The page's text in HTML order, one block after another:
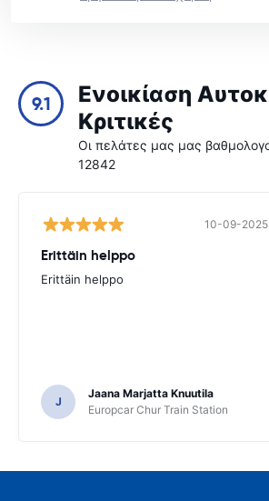
9.1
Ενοικίαση
Κριτικές
Οι πελάτες μας μας
12842
10-09-2025
Erittäin helppo
Erittäin helppo
J
Jaana Marjatta Knuutila
Europcar Chur Train Station